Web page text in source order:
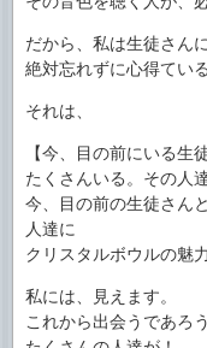
だから、私は生徒さん
絶対忘れずに心得てい
それは、
【今、目の前にいる生
たくさんいる。その人
今、目の前の生徒さん
人達に
クリスタルボウルの魅
私には、見えます。
これから出会うであろ